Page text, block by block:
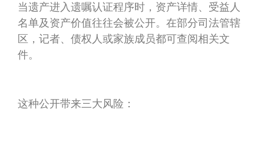
当遗产进入遗嘱认证程序时，资产详情、受益人
名单及资产价值往往会被公开。在部分司法管辖
区，记者、债权人或家族成员都可查阅相关文
件。
这种公开带来三大风险：